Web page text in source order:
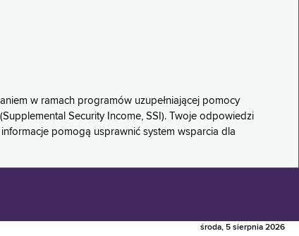
w ramach programów uzupełniającej pomocy
Security Income, SSI). Twoje odpowiedzi
pomogą usprawnić system wsparcia dla
środa, 5 sierpnia 2026